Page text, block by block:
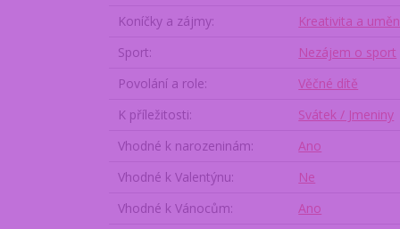
Koníčky a zájmy
Kreativita a
Sport
Nezájem o sport
Povolání a role
Věčné dítě
K příležitosti
Svátek / Jmeniny
Vhodné k narozeninám
Ano
Vhodné k Valentýnu
Ne
Vhodné k Vánocům
Ano